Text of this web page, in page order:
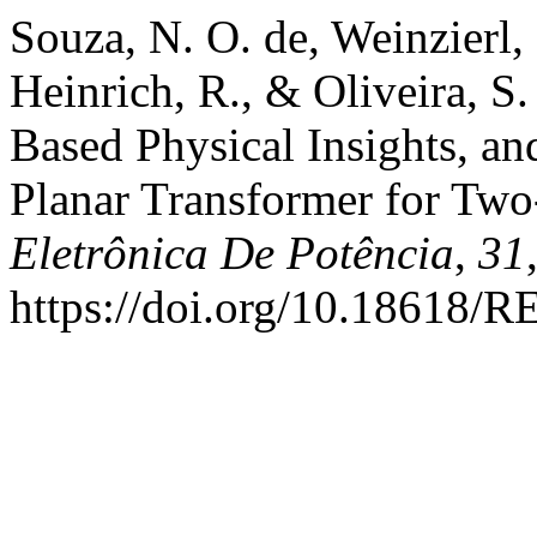
Souza, N. O. de,
Heinrich, R., & Oliveira,
Based Physical Insights,
Planar Transformer for
Eletrônica De Potência, 31
https://doi.org/10.18618/